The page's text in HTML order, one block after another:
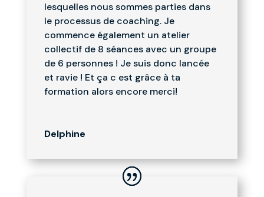
lesquelles nous sommes parties dans
le processus de coaching. Je
commence également un atelier
collectif de 8 séances avec un groupe
de 6 personnes ! Je suis donc lancée
et ravie ! Et ça c est grâce à ta
formation alors encore merci!
Delphine